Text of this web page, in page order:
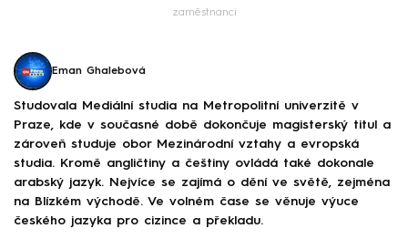
zaměstnanci
Eman Ghalebová
Studovala Mediální studia na Metropolitní univerzitě v
Praze, kde v současné době dokončuje magisterský titul a
zároveň studuje obor Mezinárodní vztahy a evropská
studia. Kromě angličtiny a češtiny ovládá také dokonale
arabský jazyk. Nejvíce se zajímá o dění ve světě, zejména
na Blízkém východě. Ve volném čase se věnuje výuce
českého jazyka pro cizince a překladu.